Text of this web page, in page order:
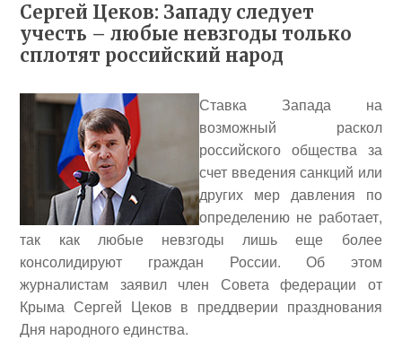
Сергей Цеков: Западу следует
учесть – любые невзгоды только
сплотят российский народ
Ставка Запада на
возможный раскол
российского общества за
счет введения санкций или
других мер давления по
определению не работает,
так как любые невзгоды лишь еще более
консолидируют граждан России. Об этом
журналистам заявил член Совета федерации от
КрымаСергей Цеков в преддверии празднования
Дня народного единства.